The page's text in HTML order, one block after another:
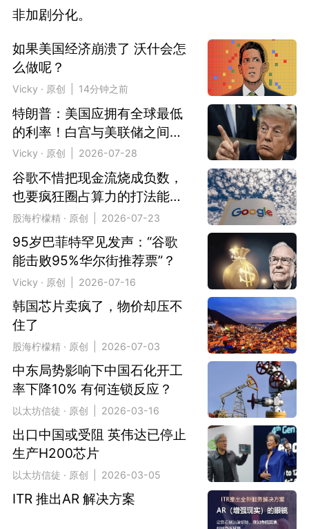
非加剧分化。
如果美国经济崩溃了 沃什会怎
么做呢？
Vicky · 原创 | 14分钟之前
特朗普：美国应拥有全球最低
的利率！白宫与美联储之间的
裂痕
Vicky · 原创 | 2026-07-28
谷歌不惜把现金流烧成负数，
也要疯狂圈占算力的打法能赢
吗？
股海柠檬精 · 原创 | 2026-07-23
95岁巴菲特罕见发声：“谷歌
能击败95%华尔街推荐票”？
Vicky · 原创 | 2026-07-16
韩国芯片卖疯了，物价却压不
住了
股海柠檬精 · 原创 | 2026-07-03
中东局势影响下中国石化开工
率下降10% 有何连锁反应？
以太坊信徒 · 原创 | 2026-03-16
出口中国或受阻 英伟达已停止
生产H200芯片
以太坊信徒 · 原创 | 2026-03-05
ITR 推出AR 解决方案